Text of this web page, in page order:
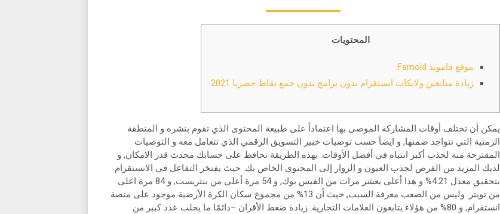
المحتويات
موقع فامويد Famoid
زيادة متابعين ولايكات انستقرام بدون برامج بدون جمع نقاط حصريا 2021
يمكن أن تختلف أوقات المشاركة الموصى بها اعتماداً على طبيعة المحتوى الذي تقوم بنشره و المنطقة
الزمنية التي تتواجد ضمنها, و ايضاً حسب توصيات خبير التسويق الرقمي الذي تتعامل معه و التوصيات
المقترحة منه لجذب أكبر انتباه في أفضل الأوقات. بهذه الطريقة تحافظ على حسابك محدث قدر الامكان, و
لديك المزيد من الفرص لجذب العيون و الزوار إلى المحتوى الخاص بك. حيث يفتخر التفاعل في الانستقرام
بتحقيق معدل 4.21% و هذا أعلى بعشر مرات من الفيس بوك, و 54 مرة أعلى من بنتريست, و 84 مرة اعلى
من تويتر. وليس من الصعب معرفة السبب, حيث أن 13% من مجموع سكان الكرة الأرضية موجود على منصة
انستقرام, و 80% من هؤلاء يتابعون العلامات التجارية. زيادة ضغط الأقران –دائمًا ما يجلب عدد كبير من